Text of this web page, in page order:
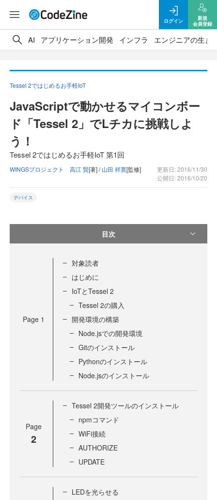
ログイン
新規
会員登録
AI アプリケーション開発 インフラ エンジニアの生き
Tessel 2ではじめるお手軽IoT
JavaScriptで動かせるマイコンボー
ド「Tessel 2」でLチカに挑戦しよ
う！
Tessel 2ではじめるお手軽IoT 第1回
WINGSプロジェクト 高江 賢[著] /山田 祥寛[監修]
更新日: 2016/11/30
公開日: 2016/10/20
デバイス
目次
Page 1
対象読者
はじめに
IoTとTessel 2
Tessel 2の購入
開発環境の構築
Node.jsでの開発環境
Gitのインストール
Pythonのインストール
Node.jsのインストール
Page
2
Tessel 2開発ツールのインストール
npmコマンド
WiFi接続
AUTHORIZE
UPDATE
LEDを光らせる